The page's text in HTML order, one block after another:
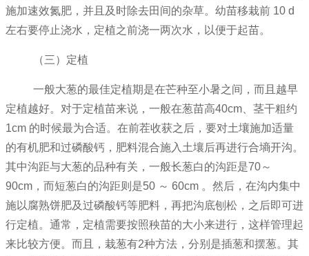
施加速效氮肥，并且及时除去田间的杂草。幼苗移栽前 10 d
左右要停止浇水，定植之前浇一两次水，以便于起苗。
（三）定植
一般大葱的最佳定植期是在芒种至小暑之间，而且越早
定植越好。对于定植苗来说，一般在葱苗高40cm、茎干粗约
1cm 的时候最为合适。在前茬收获之后，要对土壤施加适量
的有机肥和过磷酸钙，肥料混合施入土壤后再进行合墒开沟。
其中沟距与大葱的品种有关，一般长葱白的沟距是70～
90cm，而短葱白的沟距则是50 ～ 60cm 。然后，在沟内集中
施以腐熟饼肥及过磷酸钙等肥料，再把沟底刨松，之后即可进
行定植。通常，定植需要按照秧苗的大小来进行，这样管理起
来比较方便。而且，栽葱有2种方法，分别是插葱和摆葱。其